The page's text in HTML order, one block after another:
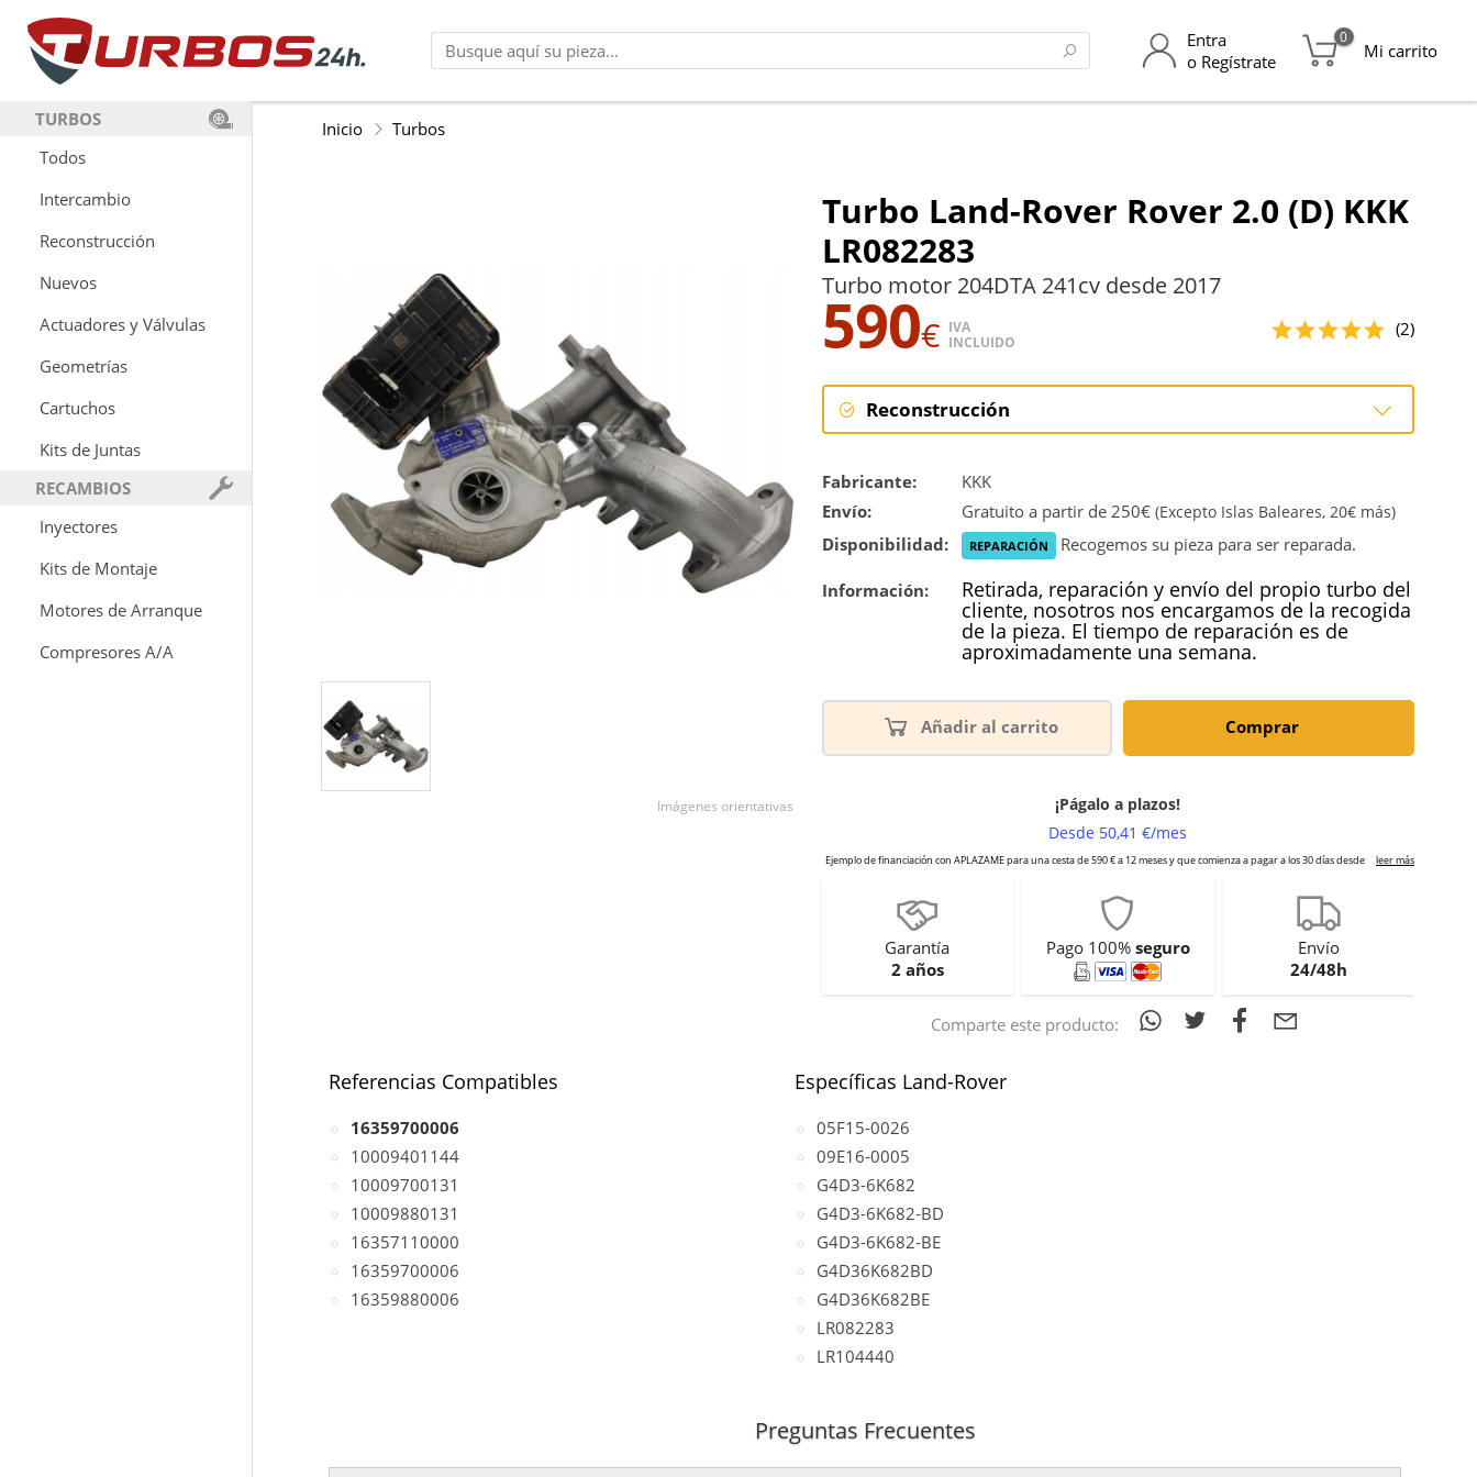
Entra
o Regístrate
0
Mi carrito
TURBOS
Todos
Intercambio
Reconstrucción
Nuevos
Actuadores y Válvulas
Geometrías
Cartuchos
Kits de Juntas
RECAMBIOS
Inyectores
Kits de Montaje
Motores de Arranque
Compresores A/A
Inicio Turbos
Turbo Land-Rover Rover 2.0 (D) KKK
LR082283
Turbo motor 204DTA 241cv desde 2017
590€ IVA
INCLUIDO
(2)
Reconstrucción
Fabricante:
KKK
Envío:
Gratuito a partir de 250€ (Excepto Islas Baleares, 20€ más)
Disponibilidad: REPARACIÓN Recogemos su pieza para ser reparada.
Información: Retirada, reparación y envío del propio turbo del
cliente, nosotros nos encargamos de la recogida
de la pieza. El tiempo de reparación es de
aproximadamente una semana.
Añadir al carrito Comprar
Garantía
2 años
Pago 100% seguro
Envío
24/48h
Comparte este producto:
Imágenes orientativas
Referencias Compatibles
16359700006
10009401144
10009700131
10009880131
16357110000
16359700006
16359880006
Específicas Land-Rover
05F15-0026
09E16-0005
G4D3-6K682
G4D3-6K682-BD
G4D3-6K682-BE
G4D36K682BD
G4D36K682BE
LR082283
LR104440
Preguntas Frecuentes